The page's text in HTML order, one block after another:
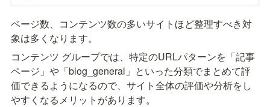
ページ数、コンテンツ数の多いサイトほど整理すべき対
象は多くなります。
コンテンツ グループでは、特定のURLパターンを「記事
ページ」や「blog_general」といった分類でまとめて評
価できるようになるので、サイト全体の評価や分析をし
やすくなるメリットがあります。